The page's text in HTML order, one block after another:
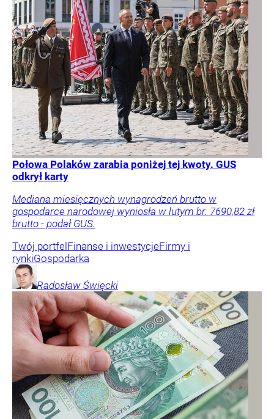
Połowa Polaków zarabia poniżej tej kwoty. GUS
odkrył karty
Mediana miesięcznych wynagrodzeń brutto w
gospodarce narodowej wyniosła w lutym br. 7690,82 zł
brutto - podał GUS.
Twój portfel Finanse i inwestycjeFirmy i
rynkiGospodarka
Radosław Święcki